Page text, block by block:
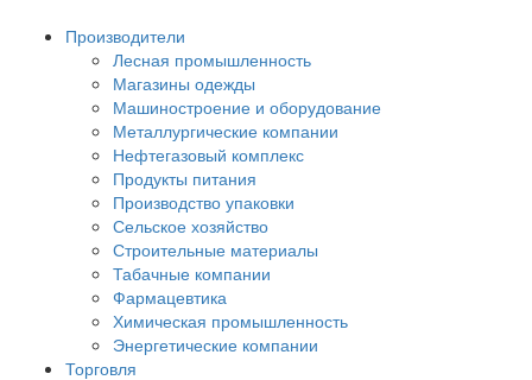
Производители
Лесная промышленность
Магазины одежды
Машиностроение и оборудование
Металлургические компании
Нефтегазовый комплекс
Продукты питания
Производство упаковки
Сельское хозяйство
Строительные материалы
Табачные компании
Фармацевтика
Химическая промышленность
Энергетические компании
Торговля